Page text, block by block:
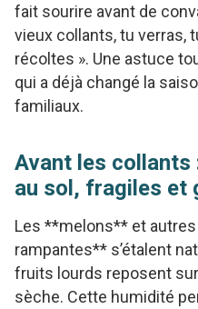
fait sourire avant de
vieux collants, tu verras,
récoltes ». Une astuce
qui a déjà changé la
familiaux.
Avant les collants
au sol, fragiles et
Les **melons** et
rampantes** s’étalent
fruits lourds reposent
sèche. Cette humidité